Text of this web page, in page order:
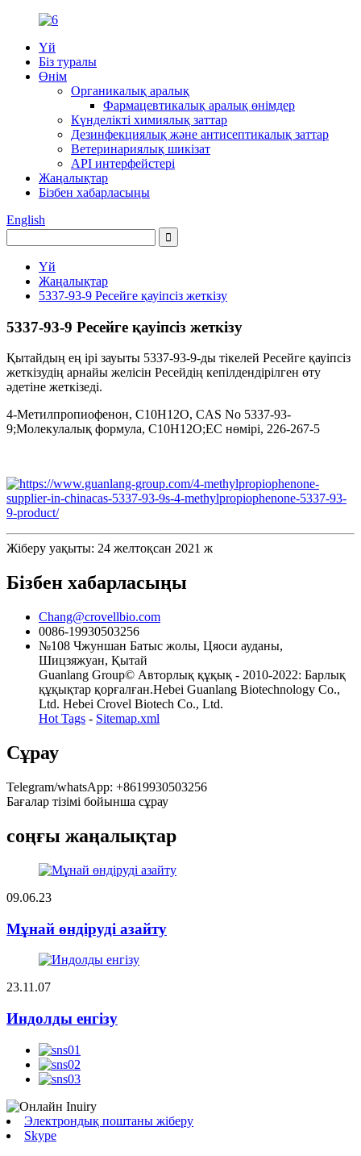
Үй
Біз туралы
Өнім
Органикалық аралық
Фармацевтикалық аралық өнімдер
Күнделікті химиялық заттар
Дезинфекциялық және антисептикалық заттар
Ветеринариялық шикізат
API интерфейстері
Жаңалықтар
Бізбен хабарласыңы
English
Үй
Жаңалықтар
5337-93-9 Ресейге қауіпсіз жеткізу
5337-93-9 Ресейге қауіпсіз жеткізу
Қытайдың ең ірі зауыты 5337-93-9-ды тікелей Ресейге қауіпсіз
жеткізудің арнайы желісін Ресейдің кепілдендірілген өту
әдетіне жеткізеді.
4-Метилпропиофенон, C10H12O, CAS No 5337-93-
9;Молекулалық формула, C10H12O;EC нөмірі, 226-267-5
Жіберу уақыты: 24 желтоқсан 2021 ж
Бізбен хабарласыңы
Chang@crovellbio.com
0086-19930503256
№108 Чжуншан Батыс жолы, Цяоси ауданы,
Шицзяжуан, Қытай
Guanlang Group© Авторлық құқық - 2010-2022: Барлық
құқықтар қорғалған.Hebei Guanlang Biotechnology Co.,
Ltd. Hebei Crovel Biotech Co., Ltd.
Hot Tags - Sitemap.xml
Сұрау
Telegram/whatsApp: +8619930503256
Бағалар тізімі бойынша сұрау
соңғы жаңалықтар
09.06.23
Мұнай өндіруді азайту
23.11.07
Индолды енгізу
Электрондық поштаны жіберу
Skype